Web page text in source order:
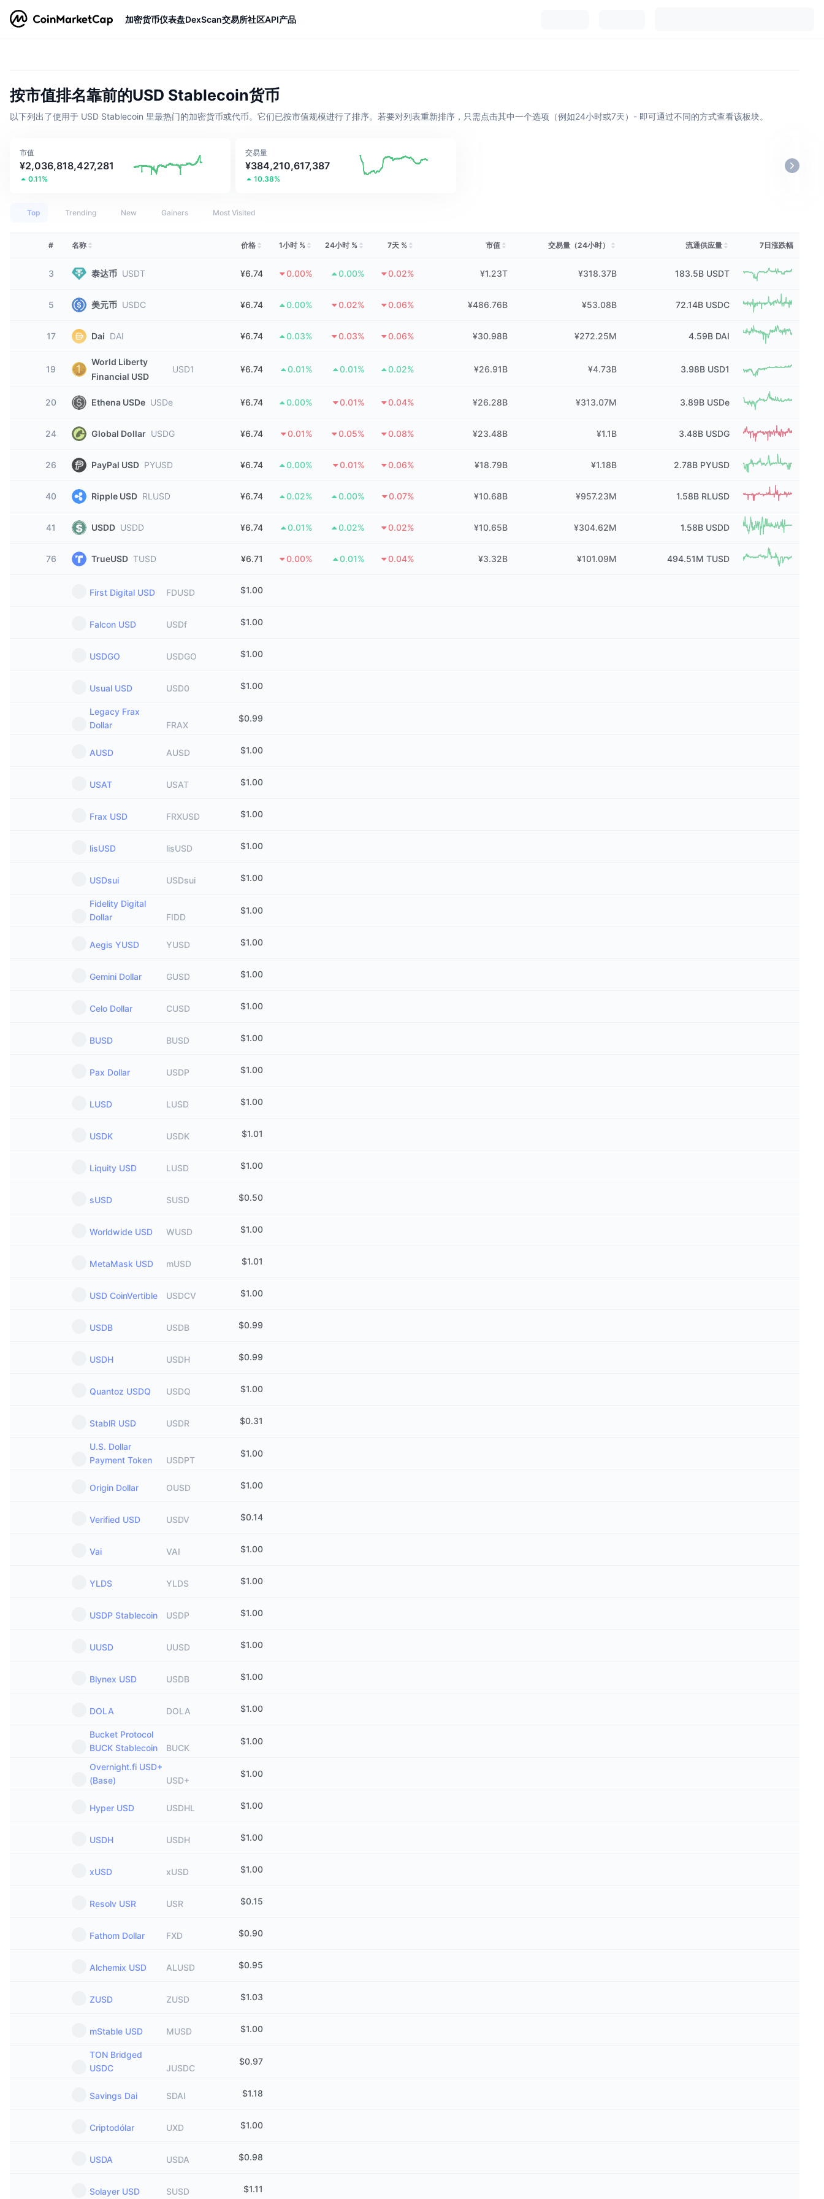
加密货币仪表盘DexScan交易所社区API产品
按市值排名靠前的USD Stablecoin货币
以下列出了使用于 USD Stablecoin 里最热门的加密货币或代币。它们已按市值规模进行了排序。若要对列表重新排序，只需点击其中一个选项（例如24小时或7天）- 即可通过不同的方式查看该板块。
市值
¥2,036,818,427,281
0.11%
交易量
¥384,210,617,387
10.38%
Top Trending New Gainers Most Visited
# 名称 价格 1小时 % 24小时 % 7天 % 市值 交易量（24小时） 流通供应量 7日涨跌幅
3 泰达币 USDT ¥6.74 0.00% 0.00% 0.02% ¥1.23T ¥318.37B 183.5B USDT
5 美元币 USDC ¥6.74 0.00% 0.02% 0.06% ¥486.76B ¥53.08B 72.14B USDC
17 Dai DAI ¥6.74 0.03% 0.03% 0.06% ¥30.98B ¥272.25M 4.59B DAI
19
World Liberty
Financial USD
USD1 ¥6.74 0.01% 0.01% 0.02% ¥26.91B ¥4.73B 3.98B USD1
20 Ethena USDe USDe ¥6.74 0.00% 0.01% 0.04% ¥26.28B ¥313.07M 3.89B USDe
24 Global Dollar USDG ¥6.74 0.01% 0.05% 0.08% ¥23.48B ¥1.1B 3.48B USDG
26 PayPal USD PYUSD ¥6.74 0.00% 0.01% 0.06% ¥18.79B ¥1.18B 2.78B PYUSD
40 Ripple USD RLUSD ¥6.74 0.02% 0.00% 0.07% ¥10.68B ¥957.23M 1.58B RLUSD
41 USDD USDD ¥6.74 0.01% 0.02% 0.02% ¥10.65B ¥304.62M 1.58B USDD
76 TrueUSD TUSD ¥6.71 0.00% 0.01% 0.04% ¥3.32B ¥101.09M 494.51M TUSD
First Digital USD FDUSD $1.00
Falcon USD USDf $1.00
USDGO USDGO $1.00
Usual USD USD0 $1.00
Legacy Frax
Dollar
FRAX
$0.99
AUSD AUSD $1.00
USAT USAT $1.00
Frax USD FRXUSD $1.00
lisUSD lisUSD $1.00
USDsui USDsui $1.00
Fidelity Digital
Dollar
FIDD
$1.00
Aegis YUSD YUSD $1.00
Gemini Dollar GUSD $1.00
Celo Dollar CUSD $1.00
BUSD BUSD $1.00
Pax Dollar USDP $1.00
LUSD LUSD $1.00
USDK USDK $1.01
Liquity USD LUSD $1.00
sUSD SUSD $0.50
Worldwide USD WUSD $1.00
MetaMask USD mUSD $1.01
USD CoinVertible USDCV $1.00
USDB USDB $0.99
USDH USDH $0.99
Quantoz USDQ USDQ $1.00
StablR USD USDR $0.31
U.S. Dollar
Payment Token
USDPT
$1.00
Origin Dollar OUSD $1.00
Verified USD USDV $0.14
Vai VAI $1.00
YLDS YLDS $1.00
USDP Stablecoin USDP $1.00
UUSD UUSD $1.00
Blynex USD USDB $1.00
DOLA DOLA $1.00
Bucket Protocol
BUCK Stablecoin
BUCK
$1.00
Overnight.fi USD+
(Base)
USD+
$1.00
Hyper USD USDHL $1.00
USDH USDH $1.00
xUSD xUSD $1.00
Resolv USR USR $0.15
Fathom Dollar FXD $0.90
Alchemix USD ALUSD $0.95
ZUSD ZUSD $1.03
mStable USD MUSD $1.00
TON Bridged
USDC
JUSDC
$0.97
Savings Dai SDAI $1.18
Criptodólar UXD $1.00
USDA USDA $0.98
Solayer USD SUSD $1.11